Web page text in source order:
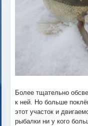
Более тщательно
к ней. Но больше
этот участок и
рыбалки ни у кого